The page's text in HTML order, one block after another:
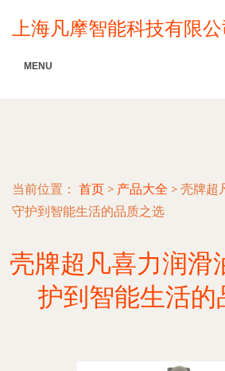
上海凡摩智能科技有限公
MENU
当前位置： 首页 > 产品大全 > 壳牌超
守护到智能生活的品质之选
壳牌超凡喜力润滑
护到智能生活的